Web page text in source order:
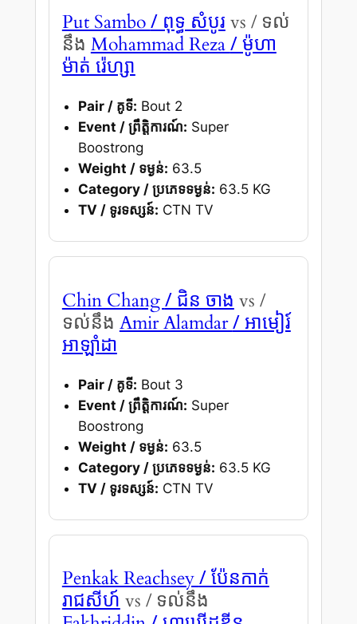
Put Sambo/ ពុទ្ធ សំបូរ vs / ទល់
នឹង Mohammad Reza/ ម៉ូហា
ម៉ាត់ រ៉េហ្សា
Pair / គូទី: Bout 2
Event / ព្រឹត្តិការណ៍: Super
Boostrong
Weight / ទម្ងន់: 63.5
Category / ប្រភេទទម្ងន់: 63.5 KG
TV / ទូរទស្សន៍: CTN TV
Chin Chang/ ជិន ចាង vs /
ទល់នឹង Amir Alamdar/ អាមៀរ៍
អាឡាំដា
Pair / គូទី: Bout 3
Event / ព្រឹត្តិការណ៍: Super
Boostrong
Weight / ទម្ងន់: 63.5
Category / ប្រភេទទម្ងន់: 63.5 KG
TV / ទូរទស្សន៍: CTN TV
Penkak Reachsey/ ប៉ែនកាក់
រាជសីហ៍ vs / ទល់នឹង